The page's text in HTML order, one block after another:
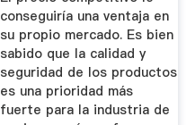
conseguiría una ventaja en
su propio mercado. Es bien
sabido que la calidad y
seguridad de los productos
es una prioridad más
fuerte para la industria de